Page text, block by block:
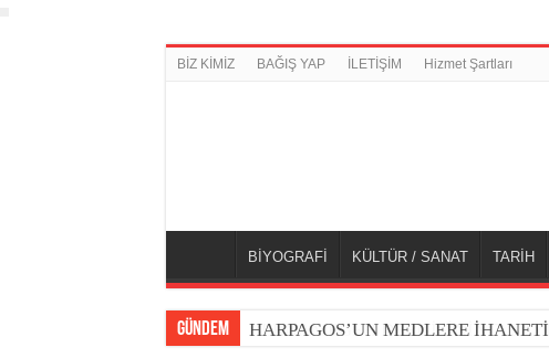
BİZ KİMİZ BAĞIŞ YAP İLETİŞİM Hizmet Şartları
BİYOGRAFİ KÜLTÜR / SANAT TARİH
GÜNDEM HARPAGOS’UN MEDLERE İHANETİ